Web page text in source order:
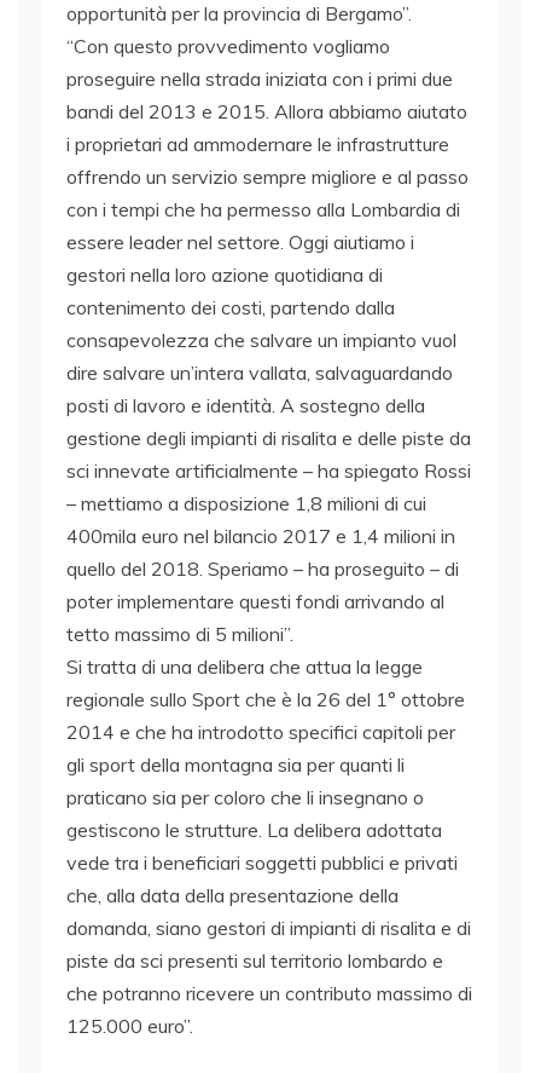
opportunità per la provincia di Bergamo”.
“Con questo provvedimento vogliamo
proseguire nella strada iniziata con i primi due
bandi del 2013 e 2015. Allora abbiamo aiutato
i proprietari ad ammodernare le infrastrutture
offrendo un servizio sempre migliore e al passo
con i tempi che ha permesso alla Lombardia di
essere leader nel settore. Oggi aiutiamo i
gestori nella loro azione quotidiana di
contenimento dei costi, partendo dalla
consapevolezza che salvare un impianto vuol
dire salvare un’intera vallata, salvaguardando
posti di lavoro e identità. A sostegno della
gestione degli impianti di risalita e delle piste da
sci innevate artificialmente – ha spiegato Rossi
– mettiamo a disposizione 1,8 milioni di cui
400mila euro nel bilancio 2017 e 1,4 milioni in
quello del 2018. Speriamo – ha proseguito – di
poter implementare questi fondi arrivando al
tetto massimo di 5 milioni”.
Si tratta di una delibera che attua la legge
regionale sullo Sport che è la 26 del 1° ottobre
2014 e che ha introdotto specifici capitoli per
gli sport della montagna sia per quanti li
praticano sia per coloro che li insegnano o
gestiscono le strutture. La delibera adottata
vede tra i beneficiari soggetti pubblici e privati
che, alla data della presentazione della
domanda, siano gestori di impianti di risalita e di
piste da sci presenti sul territorio lombardo e
che potranno ricevere un contributo massimo di
125.000 euro”.